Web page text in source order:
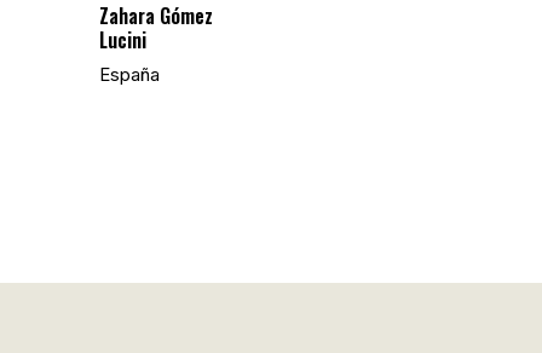
Zahara Gómez
Lucini
España